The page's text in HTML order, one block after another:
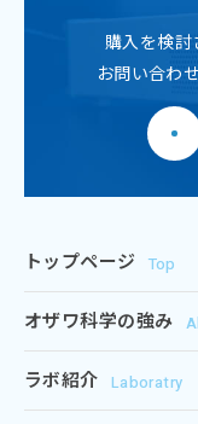
購入を検
お問い合わ
Top
トップページ
オザワ科学の強み
Laboratry
ラボ紹介